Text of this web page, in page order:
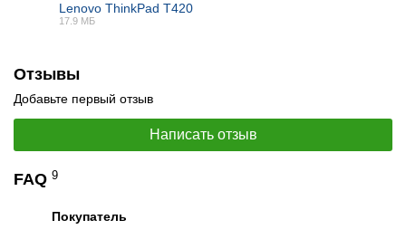
Lenovo ThinkPad T420
17.9 МБ
Отзывы
Добавьте первый отзыв
Написать отзыв
FAQ 9
Покупатель